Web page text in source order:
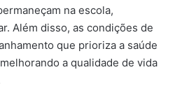
na escola,
Além disso, as condições de
que prioriza a saúde
a qualidade de vida